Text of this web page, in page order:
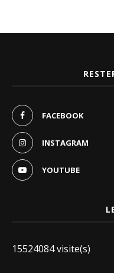
FACEBOOK
INSTAGRAM
YOUTUBE
15524084 visite(s)